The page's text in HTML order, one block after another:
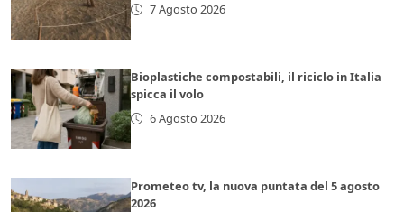
7 Agosto 2026
Bioplastiche compostabili, il riciclo in Italia
spicca il volo
6 Agosto 2026
Prometeo tv, la nuova puntata del 5 agosto
2026